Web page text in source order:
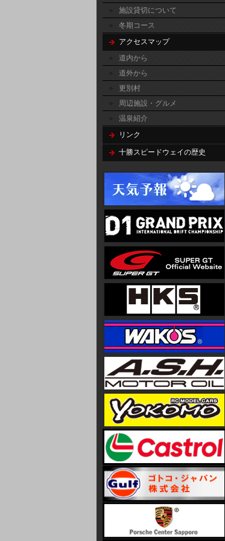
施設貸切について
冬期コース
アクセスマップ
道内から
道外から
更別村
周辺施設・グルメ
温泉紹介
リンク
十勝スピードウェイの歴史